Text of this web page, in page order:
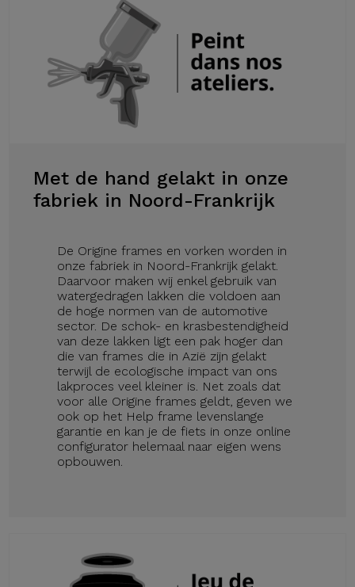
Met de hand gelakt in onze
fabriek in Noord-Frankrijk
De Origine frames en vorken worden in
onze fabriek in Noord-Frankrijk gelakt.
Daarvoor maken wij enkel gebruik van
watergedragen lakken die voldoen aan
de hoge normen van de automotive
sector. De schok- en krasbestendigheid
van deze lakken ligt een pak hoger dan
die van frames die in Azië zijn gelakt
terwijl de ecologische impact van ons
lakproces veel kleiner is. Net zoals dat
voor alle Origine frames geldt, geven we
ook op het Help frame levenslange
garantie en kan je de fiets in onze online
configurator helemaal naar eigen wens
opbouwen.